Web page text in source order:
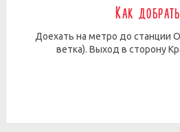
Как
Доехать на метро до станции
ветка). Выход в сторону